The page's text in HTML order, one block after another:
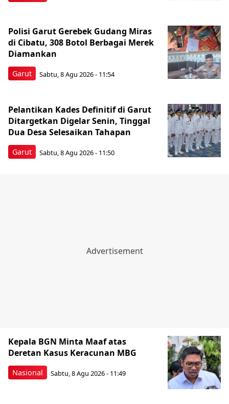
Garut
Polisi Garut Gerebek Gudang Miras
di Cibatu, 308 Botol Berbagai Merek
Diamankan
Sabtu, 8 Agu 2026 - 11:54
Garut
Pelantikan Kades Definitif di Garut
Ditargetkan Digelar Senin, Tinggal
Dua Desa Selesaikan Tahapan
Sabtu, 8 Agu 2026 - 11:50
Nasional
Kepala BGN Minta Maaf atas
Deretan Kasus Keracunan MBG
Sabtu, 8 Agu 2026 - 11:49